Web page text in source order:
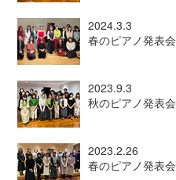
2024.3.3
春のピアノ発表会
2023.9.3
秋のピアノ発表会
2023.2.26
春のピアノ発表会